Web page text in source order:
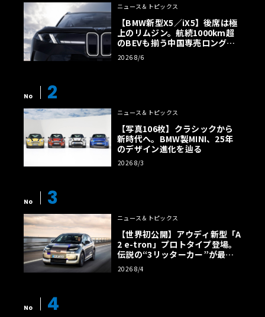
ニュース＆トピックス
【BMW新型X5／iX5】後席は極
上のリムジン。航続1000km超
のBEVも揃う中国専売ロング仕
様の全貌
2026 8/6
No 2
ニュース＆トピックス
【写真106枚】クラシックから
新時代へ。BMW製MINI、25年
のデザイン進化を辿る
2026 8/3
No 3
ニュース＆トピックス
【世界初公開】アウディ新型「A
2 e-tron」プロトタイプ登場。
伝説の“3リッターカー”が最高
効率エントリーBEVとして復活
【画像38枚】
2026 8/4
No 4